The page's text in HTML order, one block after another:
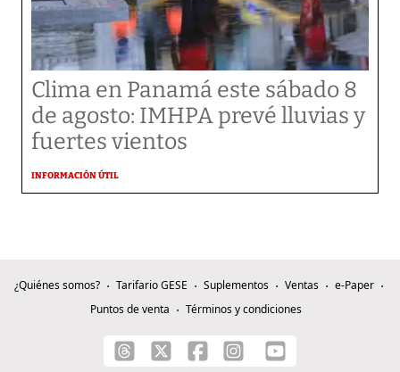
Clima en Panamá este sábado 8
de agosto: IMHPA prevé lluvias y
fuertes vientos
INFORMACIÓN ÚTIL
¿Quiénes somos? Tarifario GESE Suplementos Ventas
e-Paper
Puntos de venta
Términos y condiciones